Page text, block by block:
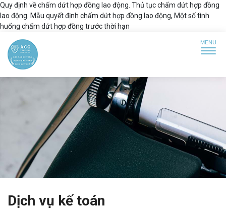
Quy định về chấm dứt hợp đồng lao động. Thủ tục chấm dứt hợp đồng
lao động. Mẫu quyết định chấm dứt hợp đồng lao động, Một số tình
huống chấm dứt hợp đồng trước thời hạn
Dịch vụ kế toán